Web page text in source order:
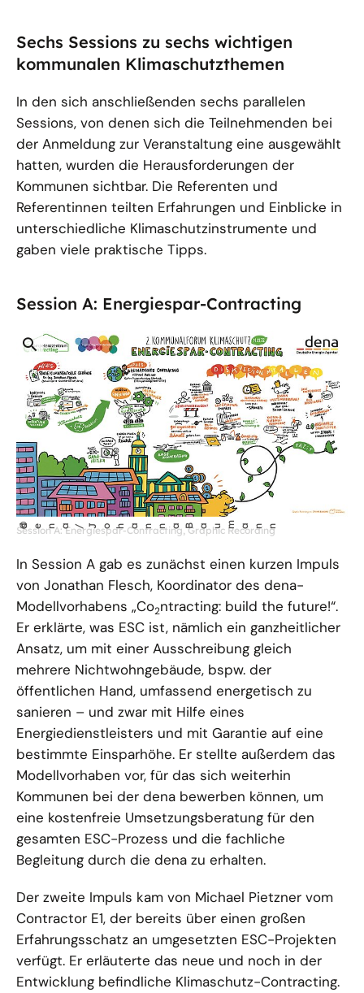
vergrößerten
Darstellung
Sechs Sessions zu sechs wichtigen
kommunalen Klimaschutzthemen
In den sich anschließenden sechs parallelen
Sessions, von denen sich die Teilnehmenden bei
der Anmeldung zur Veranstaltung eine ausgewählt
hatten, wurden die Herausforderungen der
Kommunen sichtbar. Die Referenten und
Referentinnen teilten Erfahrungen und Einblicke in
unterschiedliche Klimaschutzinstrumente und
gaben viele praktische Tipps.
Session A: Energiespar-Contracting
öffnet
in
einer
vergrößerten
Darstellung
©
dena/Johanna Bau m ann
Session A: Energiespar-Contracting, Graphic Recording
In Session A gab es zunächst einen kurzen Impuls
von Jonathan Flesch, Koordinator des dena-
Modellvorhabens „Co2ntracting: build the future!“.
Er erklärte, was ESC ist, nämlich ein ganzheitlicher
Ansatz, um mit einer Ausschreibung gleich
mehrere Nichtwohngebäude, bspw. der
öffentlichen Hand, umfassend energetisch zu
sanieren – und zwar mit Hilfe eines
Energiedienstleisters und mit Garantie auf eine
bestimmte Einsparhöhe. Er stellte außerdem das
Modellvorhaben vor, für das sich weiterhin
Kommunen bei der dena bewerben können, um
eine kostenfreie Umsetzungsberatung für den
gesamten ESC-Prozess und die fachliche
Begleitung durch die dena zu erhalten.
Der zweite Impuls kam von Michael Pietzner vom
Contractor E1, der bereits über einen großen
Erfahrungsschatz an umgesetzten ESC-Projekten
verfügt. Er erläuterte das neue und noch in der
Entwicklung befindliche Klimaschutz-Contracting.